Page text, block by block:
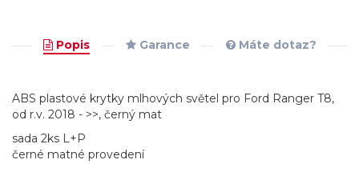
Popis Garance Máte dotaz?
ABS plastové krytky mlhových světel pro Ford Ranger T8,
od r.v. 2018 - >>, černý mat
sada 2ks L+P
černé matné provedení